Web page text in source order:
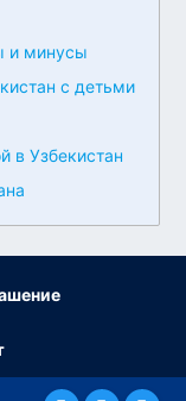
и минусы
с детьми
в Узбекистан